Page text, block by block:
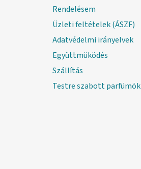
Rendelésem
Üzleti feltételek (ÁSZF)
Adatvédelmi irányelvek
Együttmüködés
Szállítás
Testre szabott